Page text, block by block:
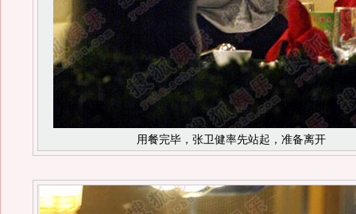
用餐完毕，张卫健率先站起，准备离开